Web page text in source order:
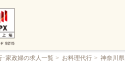
･家政婦の求人一覧 お料理代行 神奈川県